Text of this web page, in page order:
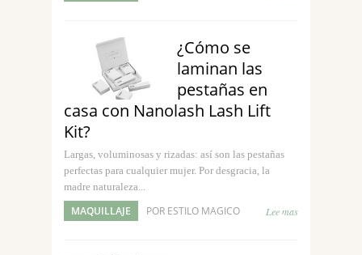
¿Cómo se
laminan las
pestañas en
casa con Nanolash Lash Lift
Kit?
Largas, voluminosas y rizadas: así son las pestañas
perfectas para cualquier mujer. Por desgracia, la
madre naturaleza...
MAQUILLAJE POR ESTILO MAGICO Lee mas